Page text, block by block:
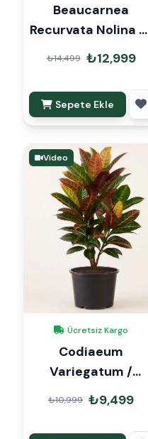
Beaucarnea
Recurvata Nolina Fil
Ayağı 110cm
₺14,499 ₺12,999
Sepete Ekle
Video
Ücretsiz Kargo
Codiaeum
Variegatum /
Craton 120cm
₺10,999 ₺9,499